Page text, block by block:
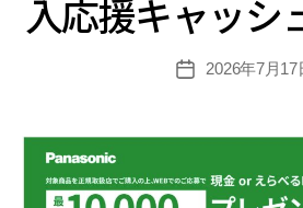
ー
入応援キャッシ
投
2026年7月17